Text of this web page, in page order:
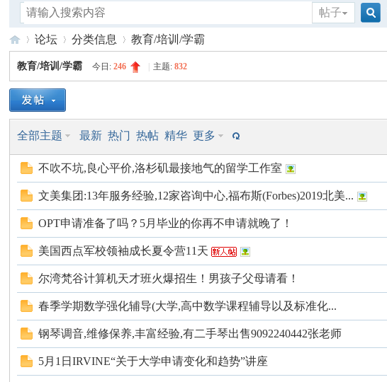
帖子
美
国
»
论坛 分类信息 教育/培训/学霸
教育/培训/学霸 今日:246 主题:832
全部主题 最新 热门 热帖 精华 更多
不吹不坑,良心平价,洛杉矶最接地气的留学工作室
文美集团:13年服务经验,12家咨询中心,福布斯(Forbes)2019北美...
OPT申请准备了吗？5月毕业的你再不申请就晚了！
美国西点军校领袖成长夏令营11天
尔湾梵谷计算机天才班火爆招生！男孩子父母请看！
春季学期数学强化辅导(大学,高中数学课程辅导以及标准化...
钢琴调音,维修保养,丰富经验,有二手琴出售9092240442张老师
5月1日IRVINE“关于大学申请变化和趋势”讲座